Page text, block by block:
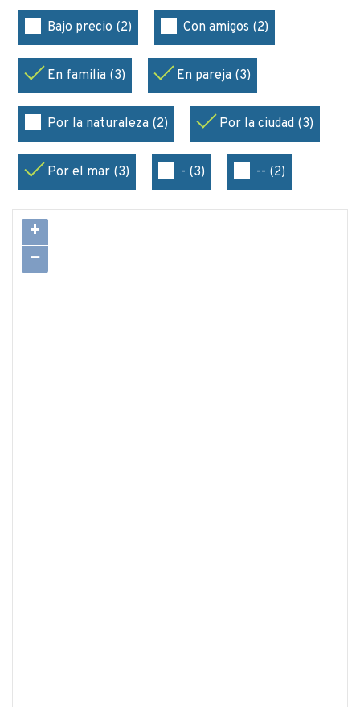
Bajo precio (2) Con amigos (2)
En familia (3) En pareja (3)
Por la naturaleza (2) Por la ciudad (3)
Por el mar (3) - (3) -- (2)
+
−